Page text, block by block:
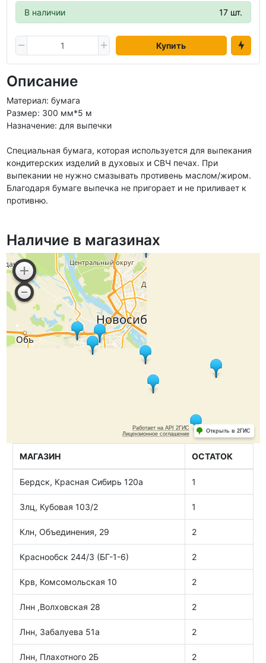
В наличии 17 шт.
Купить
Описание
Материал: бумага
Размер: 300 мм*5 м
Назначение: для выпечки
Специальная бумага, которая используется для выпекания
кондитерских изделий в духовых и СВЧ печах. При
выпекании не нужно смазывать противень маслом/жиром.
Благодаря бумаге выпечка не пригорает и не приливает к
противню.
Наличие в магазинах
МАГАЗИН ОСТАТОК
Бердск, Красная Сибирь 120а 1
Злц, Кубовая 103/2 1
Клн, Объединения, 29 2
Краснообск 244/3 (БГ-1-6) 2
Крв, Комсомольская 10 2
Лнн ,Волховская 28 2
Лнн, Забалуева 51а 2
Лнн, Плахотного 2Б 2